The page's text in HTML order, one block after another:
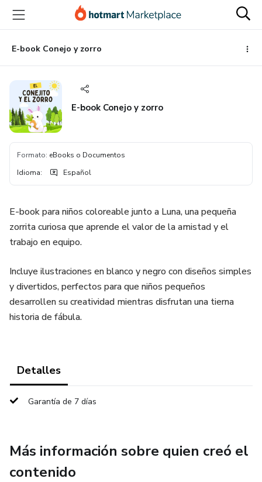
principal
página
de
página
E-book Conejo y zorro
E-book Conejo y zorro
Formato: eBooks o Documentos
Idioma: Español
E-book para niños coloreable junto a Luna, una pequeña
zorrita curiosa que aprende el valor de la amistad y el
trabajo en equipo.
Incluye ilustraciones en blanco y negro con diseños simples
y divertidos, perfectos para que niños pequeños
desarrollen su creatividad mientras disfrutan una tierna
historia de fábula.
Detalles
Garantía de 7 días
Más información sobre quien creó el
contenido